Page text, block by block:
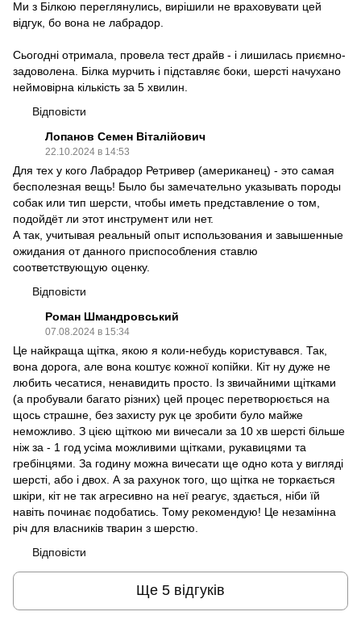
Ми з Білкою переглянулись, вирішили не враховувати цей
відгук, бо вона не лабрадор.
Сьогодні отримала, провела тест драйв - і лишилась приємно-
задоволена. Білка мурчить і підставляє боки, шерсті начухано
неймовірна кількість за 5 хвилин.
Відповісти
Лопанов Семен Віталійович
22.10.2024 в 14:53
Для тех у кого Лабрадор Ретривер (американец) - это самая
бесполезная вещь! Было бы замечательно указывать породы
собак или тип шерсти, чтобы иметь представление о том,
подойдёт ли этот инструмент или нет.
А так, учитывая реальный опыт использования и завышенные
ожидания от данного приспособления ставлю
соответствующую оценку.
Відповісти
Роман Шмандровський
07.08.2024 в 15:34
Це найкраща щітка, якою я коли-небудь користувався. Так,
вона дорога, але вона коштує кожної копійки. Кіт ну дуже не
любить чесатися, ненавидить просто. Із звичайними щітками
(а пробували багато різних) цей процес перетворюється на
щось страшне, без захисту рук це зробити було майже
неможливо. З цією щіткою ми вичесали за 10 хв шерсті більше
ніж за - 1 год усіма можливими щітками, рукавицями та
гребінцями. За годину можна вичесати ще одно кота у вигляді
шерсті, або і двох. А за рахунок того, що щітка не торкається
шкіри, кіт не так агресивно на неї реагує, здається, ніби їй
навіть починає подобатись. Тому рекомендую! Це незамінна
річ для власників тварин з шерстю.
Відповісти
Ще 5 відгуків